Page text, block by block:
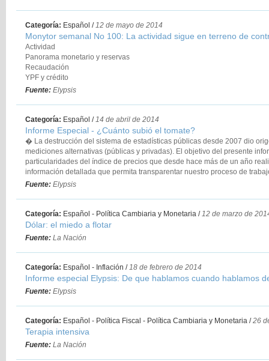
Categoría: Español /12 de mayo de 2014
Monytor semanal No 100: La actividad sigue en terreno de
Actividad
Panorama monetario y reservas
Recaudación
YPF y crédito
Fuente: Elypsis
Categoría: Español /14 de abril de 2014
Informe Especial - ¿Cuánto subió el tomate?
� La destrucción del sistema de estadísticas públicas desde 2007 dio
mediciones alternativas (públicas y privadas). El objetivo del presente
particularidades del índice de precios que desde hace más de un año
información detallada que permita transparentar nuestro proceso de
Fuente: Elypsis
Categoría: Español - Política Cambiaria y Monetaria /12 de marzo de
Dólar: el miedo a flotar
Fuente: La Nación
Categoría: Español - Inflación /18 de febrero de 2014
Informe especial Elypsis: De que hablamos cuando hablamos
Fuente: Elypsis
Categoría: Español - Política Fiscal - Política Cambiaria y Monetaria /26
Terapia intensiva
Fuente: La Nación